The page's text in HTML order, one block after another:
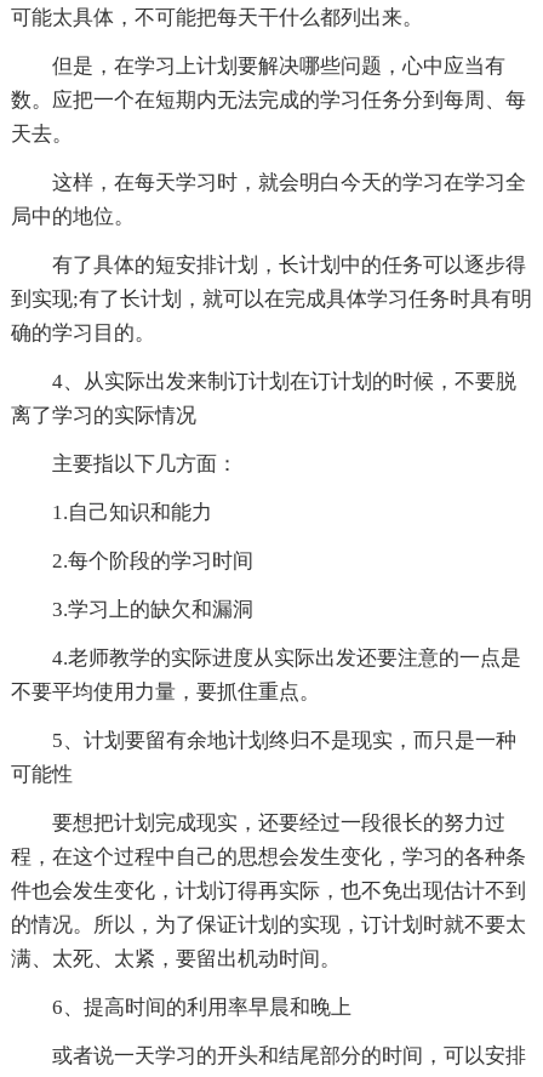
可能太具体，不可能把每天干什么都列出来。
但是，在学习上计划要解决哪些问题，心中应当有
数。应把一个在短期内无法完成的学习任务分到每周、每
天去。
这样，在每天学习时，就会明白今天的学习在学习全
局中的地位。
有了具体的短安排计划，长计划中的任务可以逐步得
到实现;有了长计划，就可以在完成具体学习任务时具有明
确的学习目的。
4、从实际出发来制订计划在订计划的时候，不要脱
离了学习的实际情况
主要指以下几方面：
1.自己知识和能力
2.每个阶段的学习时间
3.学习上的缺欠和漏洞
4.老师教学的实际进度从实际出发还要注意的一点是
不要平均使用力量，要抓住重点。
5、计划要留有余地计划终归不是现实，而只是一种
可能性
要想把计划完成现实，还要经过一段很长的努力过
程，在这个过程中自己的思想会发生变化，学习的各种条
件也会发生变化，计划订得再实际，也不免出现估计不到
的情况。所以，为了保证计划的实现，订计划时就不要太
满、太死、太紧，要留出机动时间。
6、提高时间的利用率早晨和晚上
或者说一天学习的开头和结尾部分的时间，可以安排